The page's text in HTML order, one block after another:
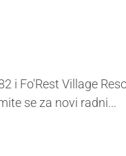
i Fo'Rest Village
se za novi radni...